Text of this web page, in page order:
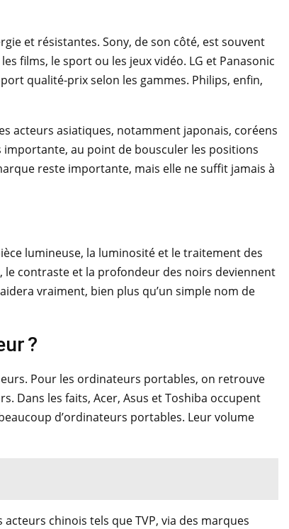
et résistantes. Sony, de son côté, est souvent
films, le sport ou les jeux vidéo. LG et Panasonic
qualité-prix selon les gammes. Philips, enfin,
acteurs asiatiques, notamment japonais, coréens
importante, au point de bousculer les positions
reste importante, mais elle ne suffit jamais à
lumineuse, la luminosité et le traitement des
contraste et la profondeur des noirs deviennent
vraiment, bien plus qu’un simple nom de
?
Pour les ordinateurs portables, on retrouve
Dans les faits, Acer, Asus et Toshiba occupent
d’ordinateurs portables. Leur volume
chinois tels que TVP, via des marques